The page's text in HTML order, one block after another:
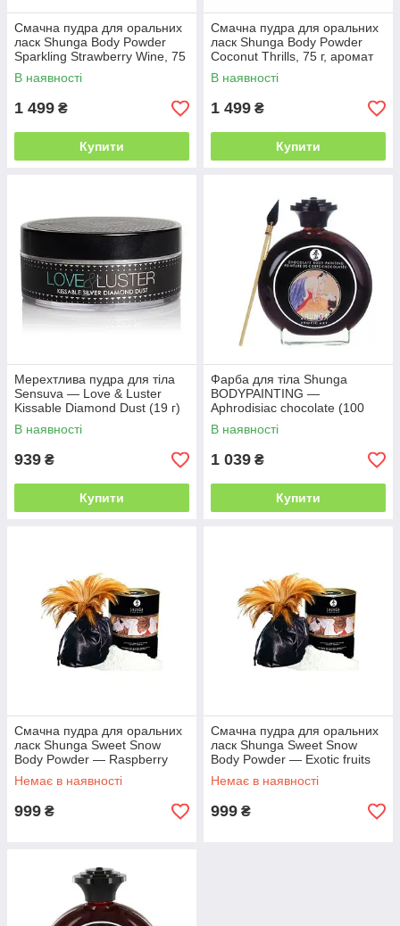
Смачна пудра для оральних
ласк Shunga Body Powder
Sparkling Strawberry Wine, 75
г, аромат полуниці
В наявності
1 499 ₴
Купити
Смачна пудра для оральних
ласк Shunga Body Powder
Coconut Thrills, 75 г, аромат
кокоса
В наявності
1 499 ₴
Купити
Мерехтлива пудра для тіла
Sensuva — Love & Luster
Kissable Diamond Dust (19 г)
їстівна, без цукру
В наявності
939 ₴
Купити
Фарба для тіла Shunga
BODYPAINTING —
Aphrodisiac chocolate (100
мл) без глютену та парабенів
В наявності
1 039 ₴
Купити
Смачна пудра для оральних
ласк Shunga Sweet Snow
Body Powder — Raspberry
feeling (228 грам)
Немає в наявності
999 ₴
Смачна пудра для оральних
ласк Shunga Sweet Snow
Body Powder — Exotic fruits
(228 грам)
Немає в наявності
999 ₴